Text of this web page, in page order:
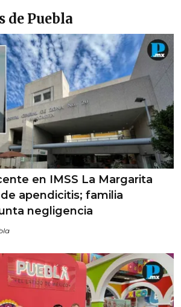
de Puebla
en IMSS La Margarita
apendicitis; familia
negligencia